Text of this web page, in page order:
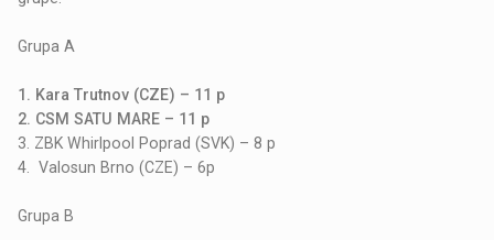
Grupa A
1. Kara Trutnov (CZE) – 11 p
2. CSM SATU MARE – 11 p
3. ZBK Whirlpool Poprad (SVK) – 8 p
4. Valosun Brno (CZE) – 6p
Grupa B